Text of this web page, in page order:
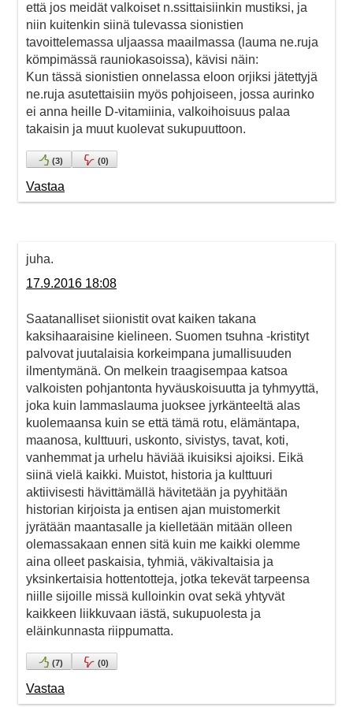
että jos meidät valkoiset n.ssittaisiinkin mustiksi, ja
niin kuitenkin siinä tulevassa sionistien
tavoittelemassa uljaassa maailmassa (lauma ne.ruja
kömpimässä rauniokasoissa), kävisi näin:
Kun tässä sionistien onnelassa eloon orjiksi jätettyjä
ne.ruja asutettaisiin myös pohjoiseen, jossa aurinko
ei anna heille D-vitamiinia, valkoihoisuus palaa
takaisin ja muut kuolevat sukupuuttoon.
(3) (0)
Vastaa
juha.
17.9.2016 18:08
Saatanalliset siionistit ovat kaiken takana
kaksihaaraisine kielineen. Suomen tsuhna -kristityt
palvovat juutalaisia korkeimpana jumallisuuden
ilmentymänä. On melkein traagisempaa katsoa
valkoisten pohjantonta hyväuskoisuutta ja tyhmyyttä,
joka kuin lammaslauma juoksee jyrkänteeltä alas
kuolemaansa kuin se että tämä rotu, elämäntapa,
maanosa, kulttuuri, uskonto, sivistys, tavat, koti,
vanhemmat ja urhelu häviää ikuisiksi ajoiksi. Eikä
siinä vielä kaikki. Muistot, historia ja kulttuuri
aktiivisesti hävittämällä hävitetään ja pyyhitään
historian kirjoista ja entisen ajan muistomerkit
jyrätään maantasalle ja kielletään mitään olleen
olemassakaan ennen sitä kuin me kaikki olemme
aina olleet paskaisia, tyhmiä, väkivaltaisia ja
yksinkertaisia hottentotteja, jotka tekevät tarpeensa
niille sijoille missä kulloinkin ovat sekä yhtyvät
kaikkeen liikkuvaan iästä, sukupuolesta ja
eläinkunnasta riippumatta.
(7) (0)
Vastaa